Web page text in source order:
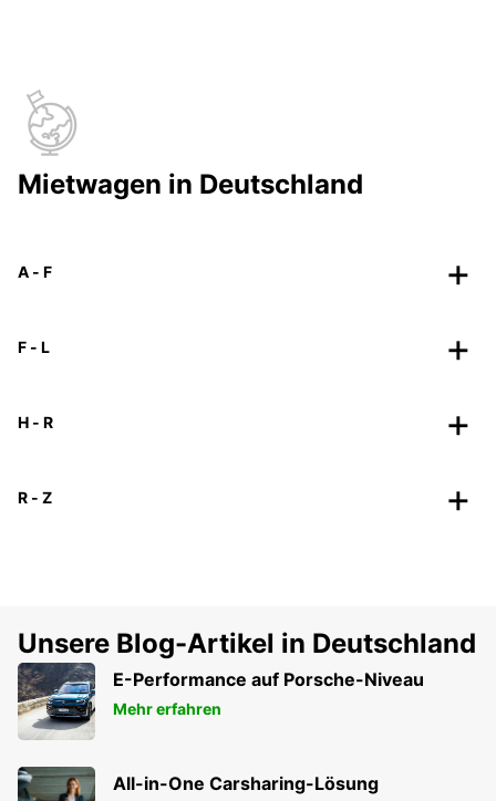
Mietwagen in Deutschland
A - F
F - L
H - R
R - Z
Unsere Blog-Artikel in Deutschland
E-Performance auf Porsche-Niveau
Mehr erfahren
All-in-One Carsharing-Lösung